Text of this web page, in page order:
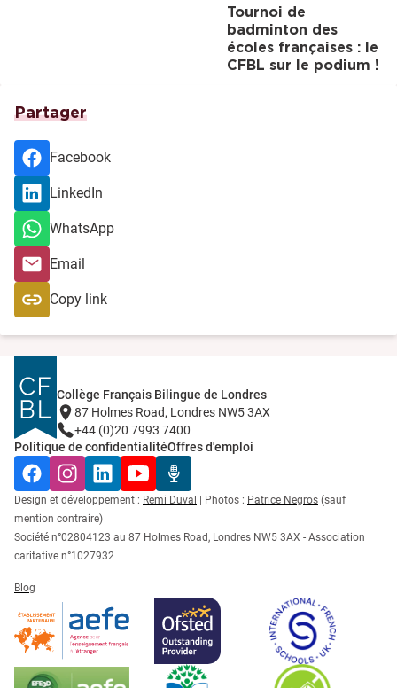
Tournoi de
badminton des
écoles françaises : le
CFBL sur le podium !
Partager
Facebook
LinkedIn
WhatsApp
Email
Copy link
Collège Français Bilingue de Londres
87 Holmes Road, Londres NW5 3AX
+44 (0)20 7993 7400
Politique de confidentialitéOffres d'emploi
FacebookInstagramLinkedInYouTubeRadio Récré
Design et développement : Remi Duval | Photos : Patrice Negros (sauf
mention contraire)
Société n°02804123 au 87 Holmes Road, Londres NW5 3AX - Association
caritative n°1027932
Blog